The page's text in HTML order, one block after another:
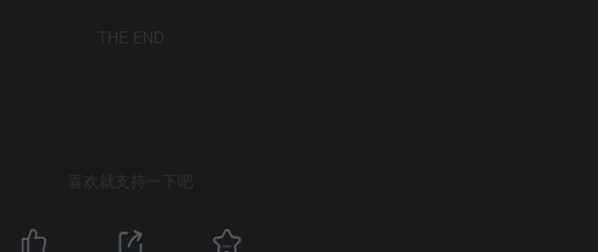
THE END
喜欢就支持一下吧